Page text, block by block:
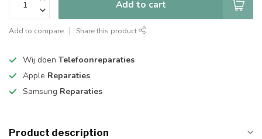
Add to cart
Add to compare Share this product
Wij doen Telefoonreparaties
Apple Reparaties
Samsung Reparaties
Product description